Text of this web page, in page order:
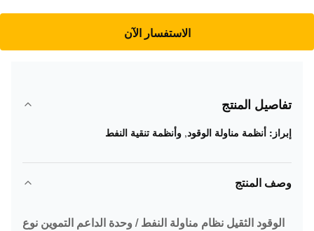
الاستفسار الآن
تفاصيل المنتج
إبراز: أنظمة مناولة الوقود, وأنظمة تنقية النفط
وصف المنتج
الوقود الثقيل نظام مناولة النفط / وحدة الداعم التموين نوع